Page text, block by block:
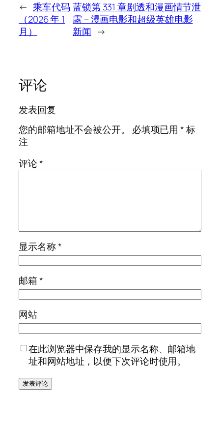
← 乘车代码
（2026 年 1
月）
蓝锁第 331 章剧透和漫画情节泄
露 – 漫画电影和超级英雄电影
新闻 →
评论
发表回复
您的邮箱地址不会被公开。
必填项已用*标
注
评论*
显示名称*
邮箱*
网站
在此浏览器中保存我的显示名称、邮箱地
址和网站地址，以便下次评论时使用。